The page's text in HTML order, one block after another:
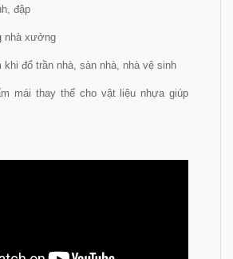
đập
nhà xưởng
khi đổ trần nhà, sàn nhà, nhà vệ sinh
mái thay thế cho vật liệu nhựa giúp